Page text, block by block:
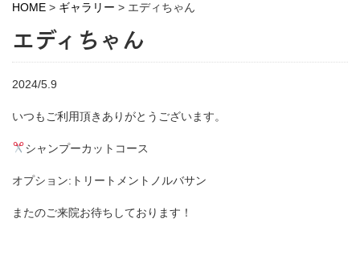
HOME > ギャラリー > エディちゃん
エディちゃん
2024/5.9
いつもご利用頂きありがとうございます。
シャンプーカットコース
オプション:トリートメントノルバサン
またのご来院お待ちしております！